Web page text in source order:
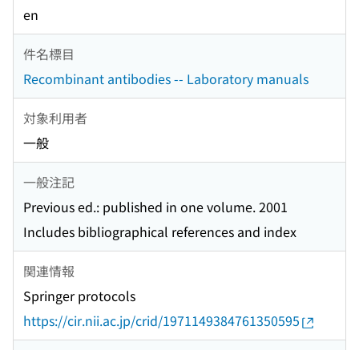
en
件名標目
Recombinant antibodies -- Laboratory manuals
対象利用者
一般
一般注記
Previous ed.: published in one volume. 2001
Includes bibliographical references and index
関連情報
Springer protocols
https://cir.nii.ac.jp/crid/1971149384761350595